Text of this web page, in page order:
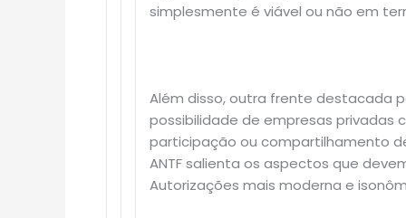
simplesmente é viável ou não em
Além disso, outra frente destacada
possibilidade de empresas privadas
participação ou compartilhamento
ANTF salienta os aspectos que
Autorizações mais moderna e